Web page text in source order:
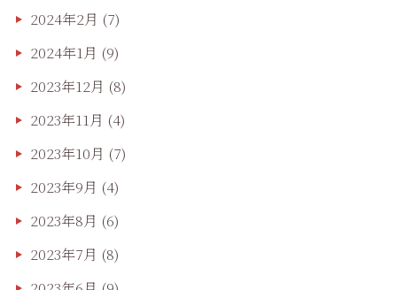
2024年2月 (7)
2024年1月 (9)
2023年12月 (8)
2023年11月 (4)
2023年10月 (7)
2023年9月 (4)
2023年8月 (6)
2023年7月 (8)